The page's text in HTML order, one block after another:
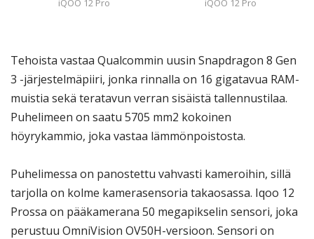
iQOO 12 Pro iQOO 12 Pro
Tehoista vastaa Qualcommin uusin Snapdragon 8 Gen
3 -järjestelmäpiiri, jonka rinnalla on 16 gigatavua RAM-
muistia sekä teratavun verran sisäistä tallennustilaa.
Puhelimeen on saatu 5705 mm2 kokoinen
höyrykammio, joka vastaa lämmönpoistosta.
Puhelimessa on panostettu vahvasti kameroihin, sillä
tarjolla on kolme kamerasensoria takaosassa. Iqoo 12
Prossa on pääkamerana 50 megapikselin sensori, joka
perustuu OmniVision OV50H-versioon. Sensori on